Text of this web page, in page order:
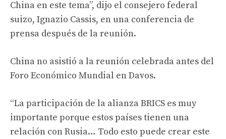
China en este tema”, dijo el consejero federal
suizo, Ignazio Cassis, en una conferencia de
prensa después de la reunión.
China no asistió a la reunión celebrada antes del
Foro Económico Mundial en Davos.
“La participación de la alianza BRICS es muy
importante porque estos países tienen una
relación con Rusia… Todo esto puede crear este